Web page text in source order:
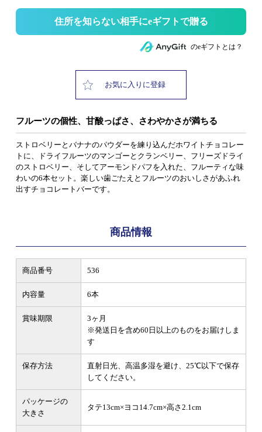
住所を知らない相手にeギフトで贈る
のeギフトとは？
お気に入りに登録
フルーツの個性、甘酸っぱさ、さわやかさが満ちる
ストロベリーとバナナのパウダーを練り込んだホワイトチョコレー
トに、ドライフルーツのマンゴーとクランベリー、フリーズドライ
のストロベリー、そしてアーモンドパフを入れた、フルーティな味
わいの6本セット。楽しい歯ごたえとフルーツのおいしさがあふれ
出すチョコレートバーです。
商品情報
商品番号 536
内容量 6本
賞味期限
3ヶ月
※発送日を含め60日以上のものをお届けしま
す
保存方法
直射日光、高温多湿を避け、25℃以下で保存
してください。
パッケージの
大きさ
タテ13cm×ヨコ14.7cm×高さ2.1cm